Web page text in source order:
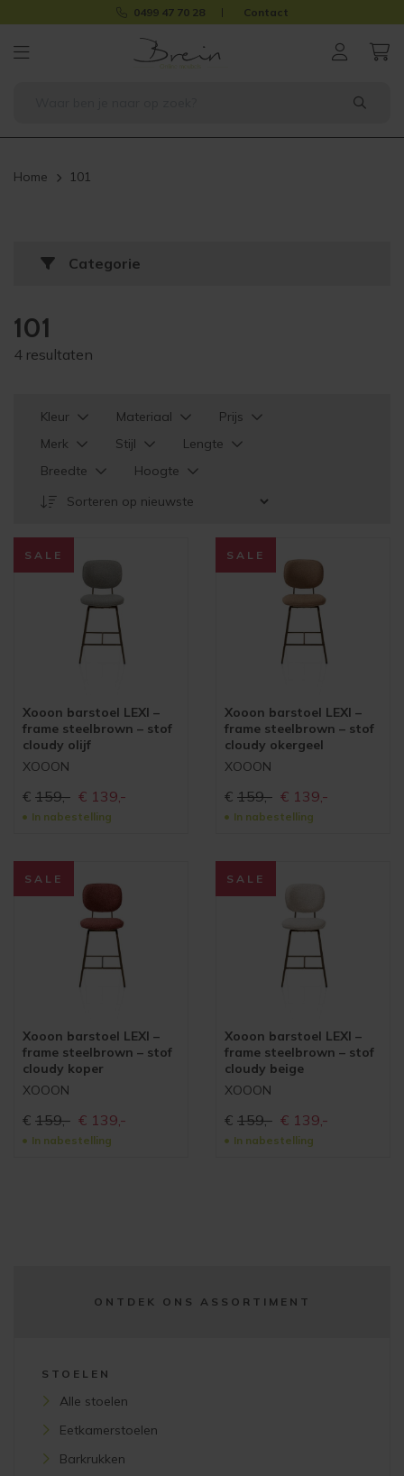
0499 47 70 28 Contact
Home 101
Categorie
101
4 resultaten
Kleur Materiaal
Prijs
Merk
Stijl
Lengte
Breedte
Hoogte
SALE
Xooon barstoel LEXI –
frame steelbrown – stof
cloudy olijf
XOOON
€ 159,- Oorspronkelijke
prijs
€159,-
€ 139,-
In nabestelling
SALE
Xooon barstoel LEXI –
frame steelbrown – stof
cloudy okergeel
XOOON
€ 159,- Oorspronkelijke
prijs
€159,-
€ 139,-
In nabestelling
SALE
Xooon barstoel LEXI –
frame steelbrown – stof
cloudy koper
XOOON
€ 159,- Oorspronkelijke
prijs
€ 139,-
In nabestelling
SALE
Xooon barstoel LEXI –
frame steelbrown – stof
cloudy beige
XOOON
€ 159,- Oorspronkelijke
prijs
€ 139,-
In nabestelling
ONTDEK ONS ASSORTIMENT
STOELEN
Alle stoelen
Eetkamerstoelen
Barkrukken